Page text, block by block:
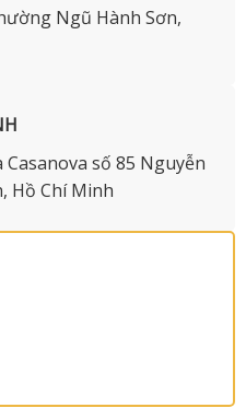
Ngũ Hành Sơn,
số 85 Nguyễn
Hồ Chí Minh